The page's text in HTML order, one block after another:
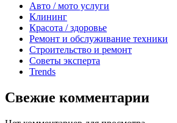
Авто / мото услуги
Клининг
Красота / здоровье
Ремонт и обслуживание техники
Строительство и ремонт
Советы эксперта
Trends
Свежие комментарии